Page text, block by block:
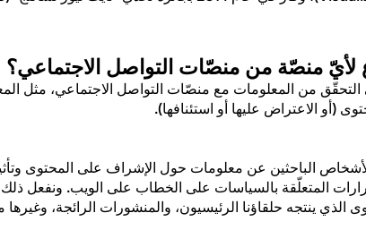
لأيّ منصّة من منصّات التواصل الاجتماعي؟
من المعلومات مع منصّات التواصل الاجتماعي، مثل
(أو الاعتراض عليها أو استئنافها).
الباحثين عن معلومات حول الإشراف على المحتوى
المتعلّقة بالسياسات على الخطاب على الويب. ونفعل
الذي ينتجه حلقاؤنا الرئيسيون، والمنشورات الرائجة،